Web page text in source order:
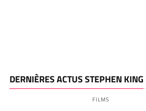
DERNIÈRES ACTUS STEPHEN KING
FILMS